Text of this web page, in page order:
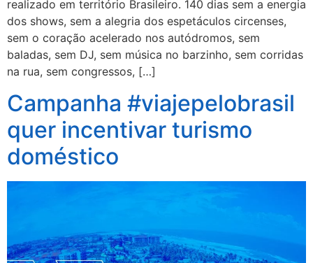
realizado em território Brasileiro. 140 dias sem a energia
dos shows, sem a alegria dos espetáculos circenses,
sem o coração acelerado nos autódromos, sem
baladas, sem DJ, sem música no barzinho, sem corridas
na rua, sem congressos, […]
Campanha #viajepelobrasil
quer incentivar turismo
doméstico